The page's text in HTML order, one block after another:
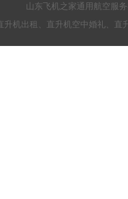
山东飞机之家通用航空服
升机出租、直升机空中婚礼、